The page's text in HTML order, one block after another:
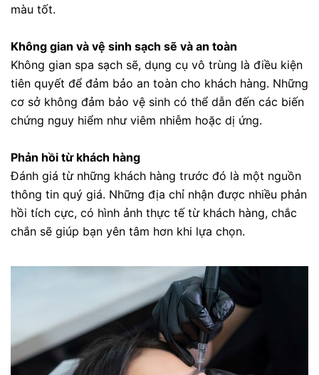
màu tốt.
Không gian và vệ sinh sạch sẽ và an toàn
Không gian spa sạch sẽ, dụng cụ vô trùng là điều kiện
tiên quyết để đảm bảo an toàn cho khách hàng. Những
cơ sở không đảm bảo vệ sinh có thể dẫn đến các biến
chứng nguy hiểm như viêm nhiễm hoặc dị ứng.
Phản hồi từ khách hàng
Đánh giá từ những khách hàng trước đó là một nguồn
thông tin quý giá. Những địa chỉ nhận được nhiều phản
hồi tích cực, có hình ảnh thực tế từ khách hàng, chắc
chắn sẽ giúp bạn yên tâm hơn khi lựa chọn.